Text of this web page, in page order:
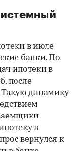
в июле
банки. По
ипотеки в
после
Такую динамику
в
вернулся к